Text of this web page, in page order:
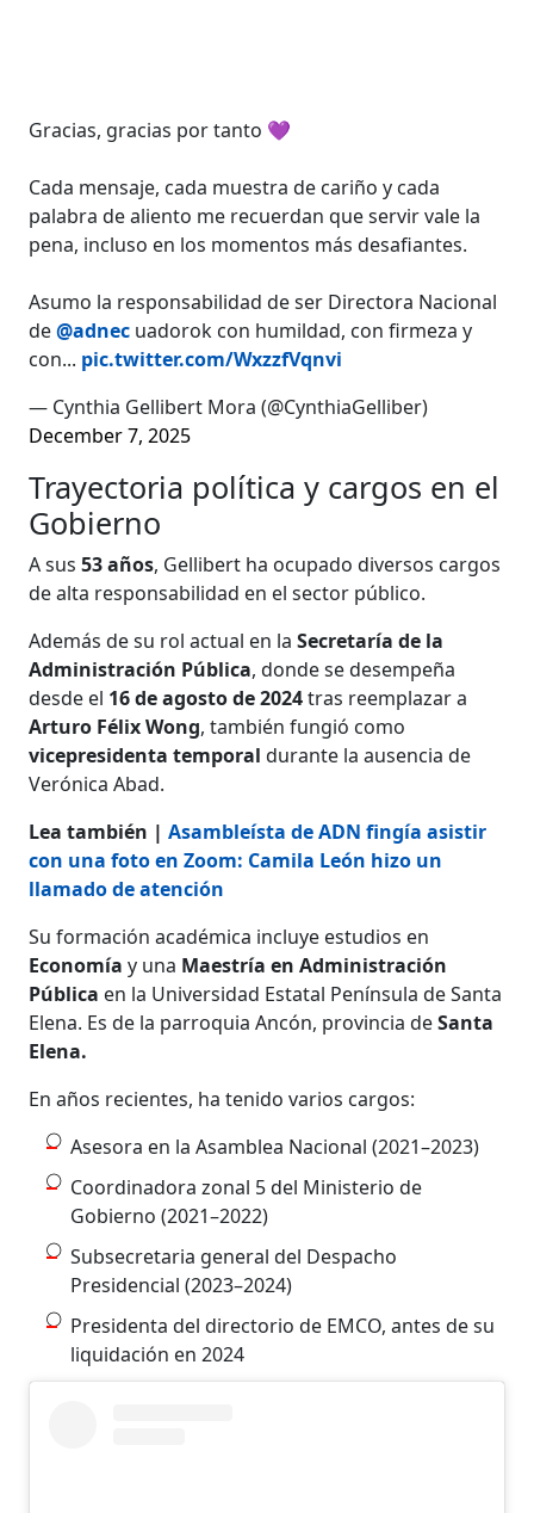
Gracias, gracias por tanto 💜
Cada mensaje, cada muestra de cariño y cada
palabra de aliento me recuerdan que servir vale la
pena, incluso en los momentos más desafiantes.
Asumo la responsabilidad de ser Directora Nacional
de@adnec uadorok con humildad, con firmeza y
con... pic.twitter.com/WxzzfVqnvi
— Cynthia Gellibert Mora (@CynthiaGelliber)
December 7, 2025
Trayectoria política y cargos en el
Gobierno
A sus53 años, Gellibert ha ocupado diversos cargos
de alta responsabilidad en el sector público.
Además de su rol actual en laSecretaría de la
Administración Pública, donde se desempeña
desde el 16 de agosto de 2024tras reemplazar a
Arturo Félix Wong, también fungió como
vicepresidenta temporal durante la ausencia de
Verónica Abad.
Lea también | Asambleísta de ADN fingía asistir
con una foto en Zoom: Camila León hizo un
llamado de atención
Su formación académica incluye estudios en
Economía y una Maestría en Administración
Pública en la Universidad Estatal Península de Santa
Elena. Es de la parroquia Ancón, provincia deSanta
Elena.
En años recientes, ha tenido varios cargos:
Asesora en la Asamblea Nacional (2021–2023)
Coordinadora zonal 5 del Ministerio de
Gobierno (2021–2022)
Subsecretaria general del Despacho
Presidencial (2023–2024)
Presidenta del directorio de EMCO, antes de su
liquidación en 2024